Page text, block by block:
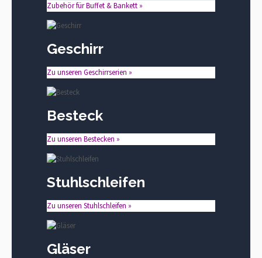
Zubehör für Buffet & Bankett »
Geschirr
Zu unseren Geschirrserien »
Besteck
Zu unseren Bestecken »
Stuhlschleifen
Zu unseren Stuhlschleifen »
Gläser